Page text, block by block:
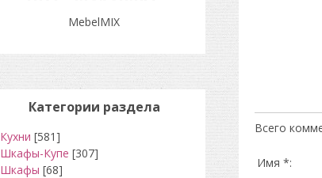
MebelMIX
Всего
Имя *:
Категории раздела
Кухни [581]
Шкафы-Купе [307]
Шкафы [68]